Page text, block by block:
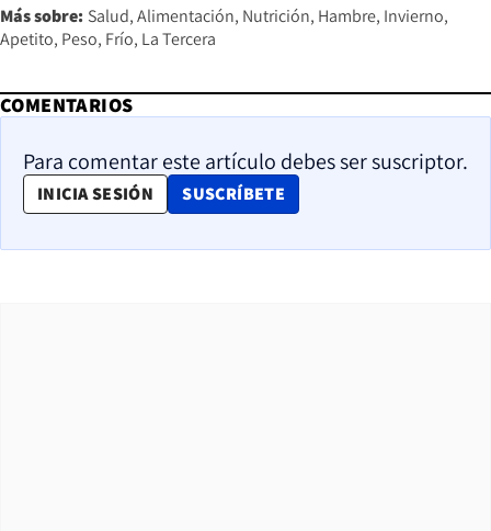
Más sobre: Salud Alimentación Nutrición Hambre Invierno
Apetito Peso Frío La Tercera
COMENTARIOS
Para comentar este artículo debes ser suscriptor.
INICIA SESIÓN SUSCRÍBETE
OPENS IN NEW WINDOW